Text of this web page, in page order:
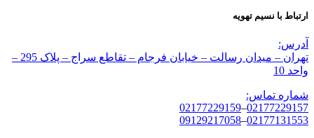
ارتباط با نسیم تهویه
آدرس:
تهران – میدان رسالت – خیابان فرجام – تقاطع سراج – پلاک 295 –
واحد 10
شماره تماس:
02177229157
–
02177229159
02177131553
–
09129217058